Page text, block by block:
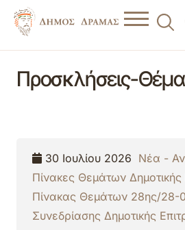
Προσκλήσεις-
30 Ιουλίου 2026 Νέα -
Πίνακες Θεμάτων
Πίνακας Θεμάτων 28ης/28-
Συνεδρίασης Δημοτικής